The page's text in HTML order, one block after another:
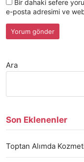
Bir dahaki sefere
e-posta adresimi ve
Ara
Son Eklenenler
Toptan Alımda